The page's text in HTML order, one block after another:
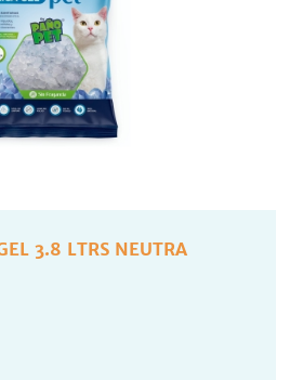
3.8 LTRS NEUTRA